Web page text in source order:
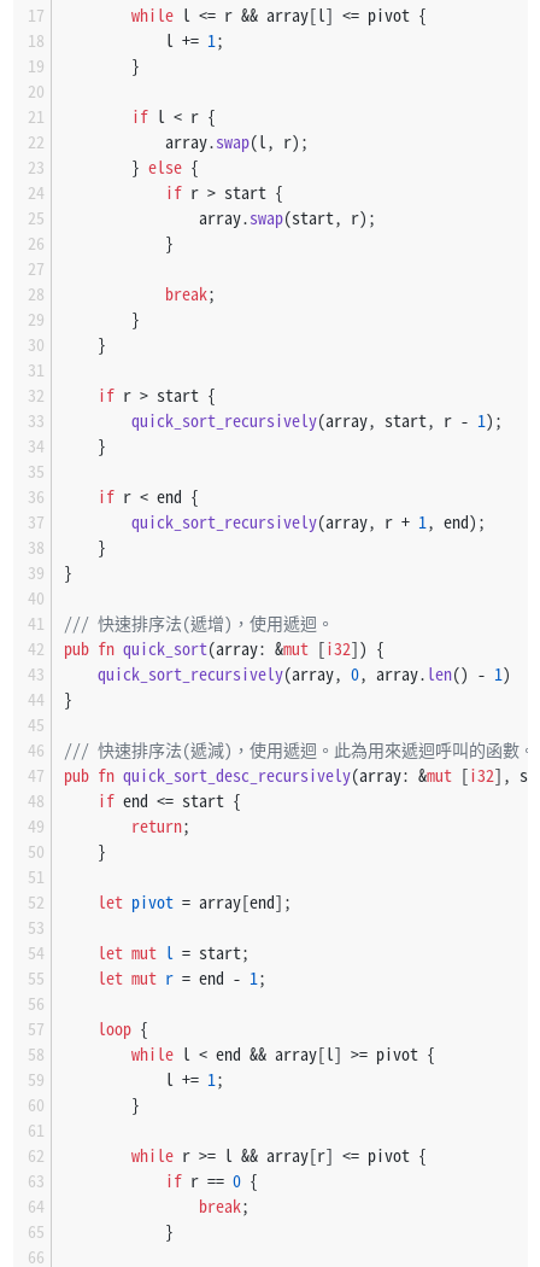
       ＜                 | ○ | ○ | ○
索引    0   1   2   3   4 |  5 |  6 |  7   8   9
數值    2  32  30  38   9 | 47 | 61 | 69  81  79
       ○                 | ○ | ○ | ○
索引    0   1   2   3   4 |  5 |  6 |  7   8   9
數值    2  32  30  38   9 | 47 | 61 | 69  81  79
       ○ | ●             | ○ | ○ | ○
索引    0 |  1   2   3   4 |  5 |  6 |  7   8   9
數值    2 | 32  30  38   9 | 47 | 61 | 69  81  79
       ○ | ●          ＜ | ○ | ○ | ○
索引    0 |  1   2   3   4 |  5 |  6 |  7   8   9
數值    2 | 32  30  38   9 | 47 | 61 | 69  81  79
       ○ | ●      ＞  ＜ | ○ | ○ | ○
索引    0 |  1   2   3   4 |  5 |  6 |  7   8   9
數值    2 | 32  30  38   9 | 47 | 61 | 69  81  79
       ○ | ●      ＞  ＜ | ○ | ○ | ○
索引    0 |  1   2   3   4 |  5 |  6 |  7   8   9
數值    2 | 32  30   9  38 | 47 | 61 | 69  81  79
                    └─┘
       ○ | ●      ＜  ＞ | ○ | ○ | ○
索引    0 |  1   2   3   4 |  5 |  6 |  7   8   9
數值    2 | 32  30   9  38 | 47 | 61 | 69  81  79
       ○ | ●      ＜  ＞ | ○ | ○ | ○
索引    0 |  1   2   3   4 |  5 |  6 |  7   8   9
數值    2 |  9  30  32  38 | 47 | 61 | 69  81  79
            └───┘
       ○ |         ○     | ○ | ○ | ○
索引    0 |  1   2   3   4 |  5 |  6 |  7   8   9
數值    2 |  9  30  32  38 | 47 | 61 | 69  81  79
       ○ | ●     | ○     | ○ | ○ | ○
索引    0 |  1   2 |  3   4 |  5 |  6 |  7   8   9
數值    2 |  9  30 | 32  38 | 47 | 61 | 69  81  79
       ○ | ＜     | ○     | ○ | ○ | ○
索引    0 |  1   2 |  3   4 |  5 |  6 |  7   8   9
數值    2 |  9  30 | 32  38 | 47 | 61 | 69  81  79
       ○ | ○     | ○     | ○ | ○ | ○
索引    0 |  1   2 |  3   4 |  5 |  6 |  7   8   9
數值    2 |  9  30 | 32  38 | 47 | 61 | 69  81  79
while l <= r && array[l] <= pivot {
            l +=
1 ;
        }
if l < r {
            array.
swap(l, r);
        }
else {
if r > start {
                array.
swap(start, r);
            }
break;
        }
    }
if r > start {
quick_sort_recursively(array, start, r - 1);
    }
if r < end {
quick_sort_recursively(array, r + 1 , end);
    }
}
/// 快速排序法(遞增)，使用遞迴。
pub fn quick_sort(array: &mut [i32]) {
quick_sort_recursively(array, 0, array. len() - 1)
}
/// 快速排序法(遞減)，使用遞迴。此為用來遞迴呼叫的函數。
pub fn quick_sort_desc_recursively(array: &mut [i32],
if end <= start {
return;
    }
let pivot = array[end];
let mut l = start;
let mut r = end - 1 ;
loop {
while l < end && array[l] >= pivot {
            l +=
1 ;
        }
while r >= l && array[r] <= pivot {
if r == 0 {
break;
            }